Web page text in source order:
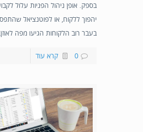
בספק. אופן ניהול הפניות עלול
יהפוך ללקוח, או לפוטנציאל
בעבר רוב הלקוחות הגיעו מפה
0 קרא עוד